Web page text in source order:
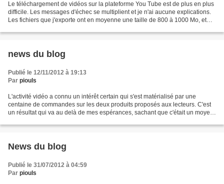
Le téléchargement de vidéos sur la plateforme You Tube est de plus en plus
difficile. Les messages d'échec se multiplient et je n'ai aucune explications.
Les fichiers que j'exporte ont en moyenne une taille de 800 à 1000 Mo, et
news du blog
Publié le 12/11/2012 à 19:13
Par piouls
L'activité vidéo a connu un intérêt certain qui s'est matérialisé par une
centaine de commandes sur les deux produits proposés aux lecteurs. C'est
un résultat qui va au delà de mes espérances, sachant que c'était un moyen
News du blog
Publié le 31/07/2012 à 04:59
Par piouls